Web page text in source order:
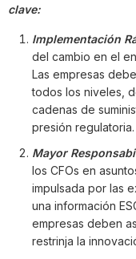
clave:
Implementación
del cambio en el
Las empresas
todos los niveles,
cadenas de
presión regulatoria.
Mayor
los CFOs en
impulsada por las
una información
empresas deben
restrinja la